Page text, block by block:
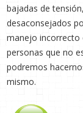
bajadas de
desaconsejados
manejo incorrecto
personas que no
podremos
mismo.